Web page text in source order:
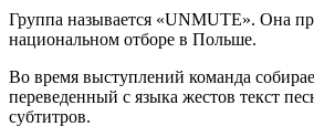
Группа называется «UNMUTE». Она
национальном отборе в Польше.
Во время выступлений команда
переведенный с языка жестов текст
субтитров.